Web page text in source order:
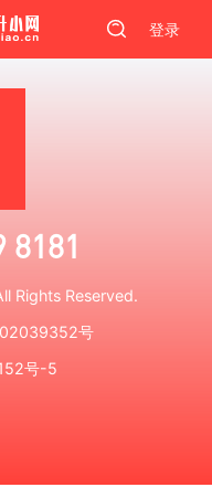
登录
8181
Rights Reserved.
号
号-5